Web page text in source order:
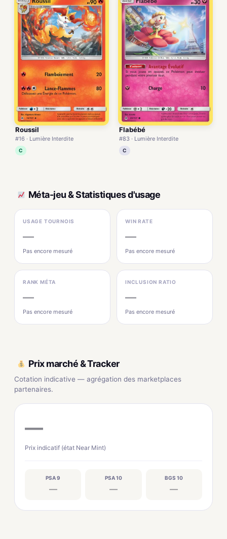
Roussil
#16 · Lumière Interdite
C
Flabébé
#83 · Lumière Interdite
C
Méta-jeu & Statistiques d'usage
USAGE TOURNOIS
—
Pas encore mesuré
WIN RATE
—
Pas encore mesuré
RANK MÉTA
—
Pas encore mesuré
INCLUSION RATIO
—
Pas encore mesuré
Prix marché & Tracker
Cotation indicative — agrégation des marketplaces
partenaires.
—
Prix indicatif (état Near Mint)
PSA 9
—
PSA 10
—
BGS 10
—